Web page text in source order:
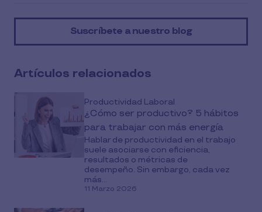
on
Suscríbete a nuestro blog
Artículos relacionados
Productividad Laboral
¿Cómo ser productivo? 5 hábitos
para trabajar con más energía
Hablar de productividad en el trabajo
suele asociarse con eficiencia,
resultados o métricas de
desempeño. Sin embargo, cada vez
más...
11 Marzo 2026